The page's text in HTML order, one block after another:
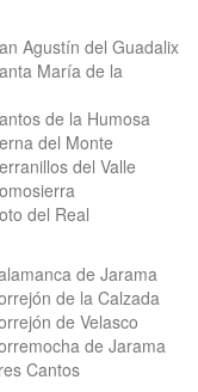
Agustín del Guadalix
María de la
de la Humosa
del Monte
del Valle
del Real
de Jarama
de la Calzada
de Velasco
de Jarama
Cantos